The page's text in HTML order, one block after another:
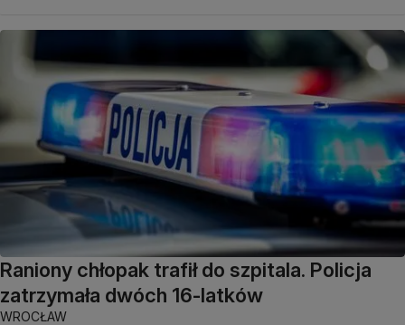
Raniony chłopak trafił do szpitala. Policja
zatrzymała dwóch 16-latków
WROCŁAW